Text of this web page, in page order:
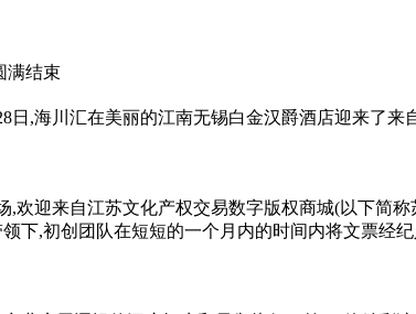
满结束
日,海川汇在美丽的江南无锡白金汉爵酒店迎来了
,欢迎来自江苏文化产权交易数字版权商城(以下简
下,初创团队在短短的一个月内的时间内将文票